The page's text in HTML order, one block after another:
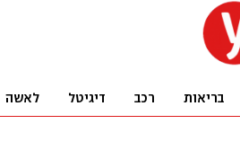
בריאות רכב דיגיטל לאשה